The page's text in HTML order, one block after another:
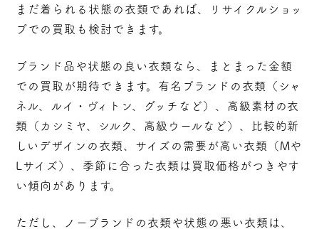
まだ着られる状態の衣類であれば、リサイクルショッ
プでの買取も検討できます。
ブランド品や状態の良い衣類なら、まとまった金額
での買取が期待できます。有名ブランドの衣類（シャ
ネル、ルイ・ヴィトン、グッチなど）、高級素材の衣
類（カシミヤ、シルク、高級ウールなど）、比較的新
しいデザインの衣類、サイズの需要が高い衣類（Mや
Lサイズ）、季節に合った衣類は買取価格がつきやす
い傾向があります。
ただし、ノーブランドの衣類や状態の悪い衣類は、